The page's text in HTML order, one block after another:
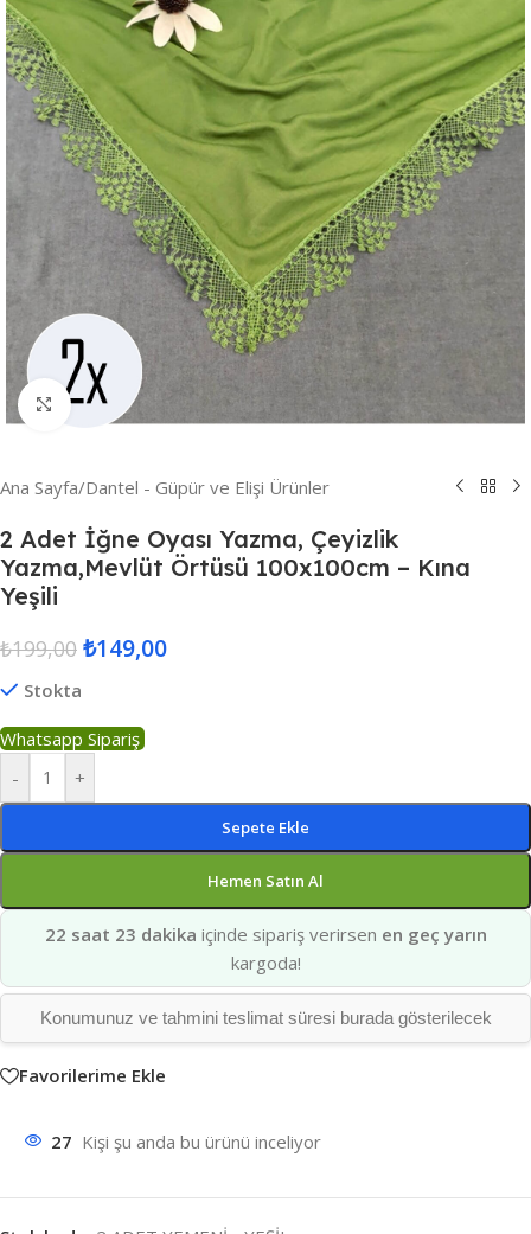
Resmi Büyüt
Ana Sayfa/Dantel - Güpür ve Elişi Ürünler
2 Adet İğne Oyası Yazma, Çeyizlik
Yazma,Mevlüt Örtüsü 100x100cm – Kına
Yeşili
₺199,00 ₺149,00
Stokta
Whatsapp Sipariş
-
+
Sepete Ekle
Hemen Satın Al
22 saat 23 dakika içinde sipariş verirsen en geç yarın
kargoda!
Konumunuz ve tahmini teslimat süresi burada gösterilecek
Favorilerime Ekle
27 Kişi şu anda bu ürünü inceliyor